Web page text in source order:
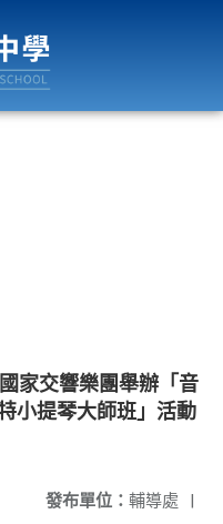
家交響樂團舉辦「音
小提琴大師班」活動
發布單位： 輔導處 |